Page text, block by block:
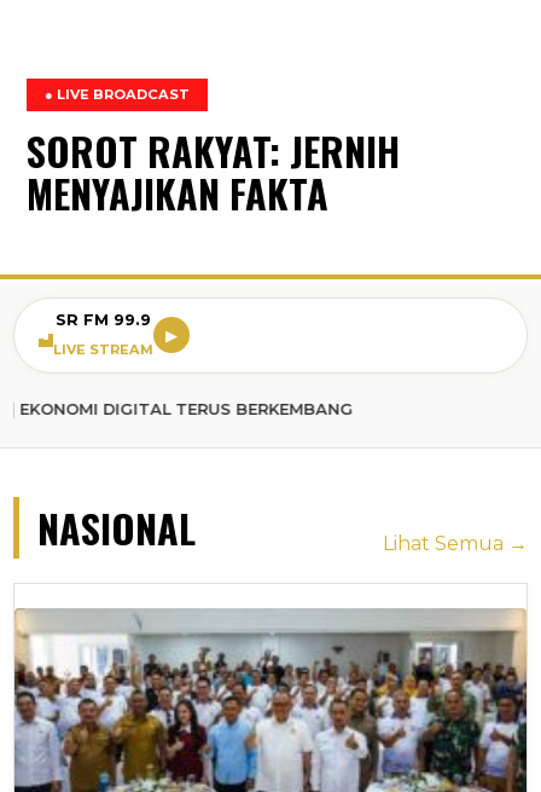
● LIVE BROADCAST
SOROT RAKYAT: JERNIH
MENYAJIKAN FAKTA
SR FM 99.9
LIVE STREAM
▶
TERUS BERKEMBANG
NASIONAL Lihat Semua →